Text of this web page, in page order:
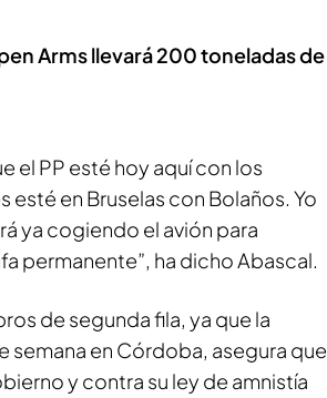
Arms llevará 200 toneladas de
el PP esté hoy aquí con los
en Bruselas con Bolaños. Yo
ya cogiendo el avión para
permanente”, ha dicho Abascal.
de segunda fila, ya que la
semana en Córdoba, asegura que
y contra su ley de amnistía